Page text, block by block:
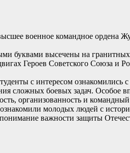
военное командное ордена
буквами высечены на
Героев Советского Союза
с интересом ознакомились
сложных боевых задач. Особое
организованность и
молодых людей с
важности защиты